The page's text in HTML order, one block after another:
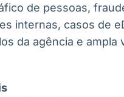
de pessoas,
internas, casos de
da agência e ampla